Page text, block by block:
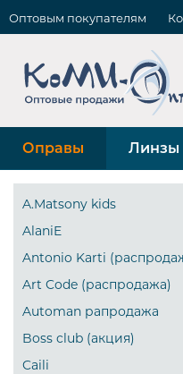
Оптовым покупателям
Оправы Линзы
A.Matsony kids
AlaniE
Antonio Karti
Art Code (распродажа)
Automan рапродажа
Boss club (акция)
Caili